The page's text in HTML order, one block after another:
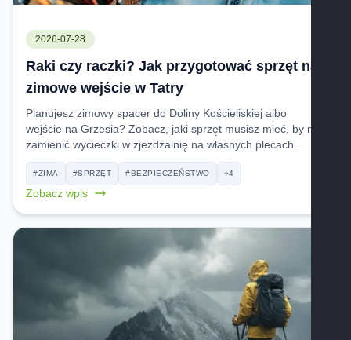
2026-07-28
Raki czy raczki? Jak przygotować sprzęt na
zimowe wejście w Tatry
Planujesz zimowy spacer do Doliny Kościeliskiej albo
wejście na Grzesia? Zobacz, jaki sprzęt musisz mieć, by nie
zamienić wycieczki w zjeżdżalnię na własnych plecach.
#ZIMA #SPRZĘT #BEZPIECZEŃSTWO +4
Zobacz wpis